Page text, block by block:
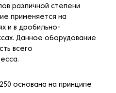
различной степени
применяется на
и в дробильно-
Данное оборудование
всего
основана на принципе